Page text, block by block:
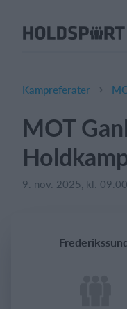
Om Holdsport
Presseomtale
Funktioner
Kalender
Webshop
Kampreferater
MOT
9. nov. 2025, kl. 09.00